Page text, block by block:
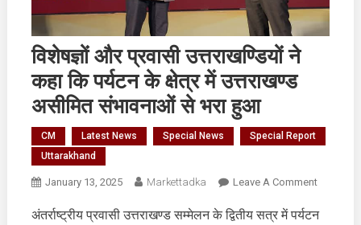
विशेषज्ञों और प्रवासी उत्तराखण्डियों ने
कहा कि पर्यटन के क्षेत्र में उत्तराखण्ड
असीमित संभावनाओं से भरा हुआ
CM Latest News Special News
Special Report
Uttarakhand
January 13, 2025 Markettadka Leave A CommentOn
और
अंतर्राष्ट्रीय प्रवासी उत्तराखण्ड सम्मेलन के द्वितीय सत्र में पर्यटन